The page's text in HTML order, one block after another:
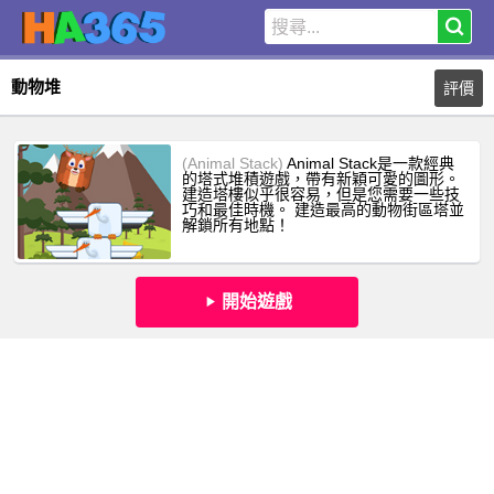
動物堆 評價
(Animal Stack) Animal Stack是一款經典
的塔式堆積遊戲，帶有新穎可愛的圖形。
建造塔樓似乎很容易，但是您需要一些技
巧和最佳時機。 建造最高的動物街區塔並
解鎖所有地點！
開始遊戲